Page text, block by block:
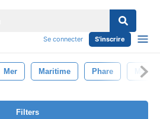
Se connecter S'inscrire
Mer Maritime Phare
Filters